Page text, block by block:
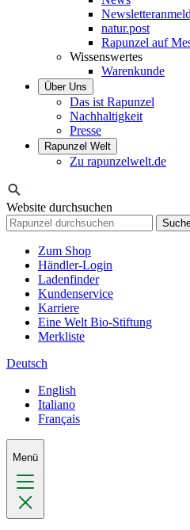
natur.post
Rapunzel auf
Wissenswertes
Warenkunde
Über Uns
Das ist Rapunzel
Nachhaltigkeit
Presse
Rapunzel Welt
Zu rapunzelwelt.de
Website durchsuchen
Zum Shop
Händler-Login
Ladenfinder
Kundenservice
Karriere
Eine Welt Bio-Stiftung
Merkliste
Deutsch
English
Italiano
Français
Menü